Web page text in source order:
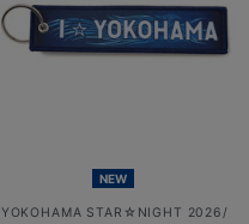
NEW
YOKOHAMA STAR☆NIGHT 2026/